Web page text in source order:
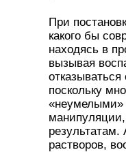
При
какого бы
находясь в
вызывая
отказываться
поскольку
«неумелыми»
растворов,